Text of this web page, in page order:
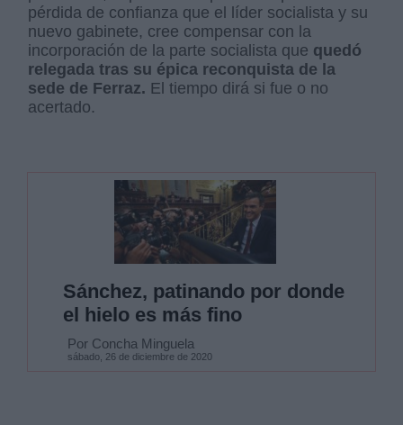
pérdida de confianza que el líder socialista y su
nuevo gabinete, cree compensar con la
incorporación de la parte socialista que quedó
relegada tras su épica reconquista de la
sede de Ferraz. El tiempo dirá si fue o no
acertado.
Sánchez, patinando por donde
el hielo es más fino
Por Concha Minguela
sábado, 26 de diciembre de 2020